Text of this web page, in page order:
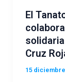
El
Cruz
15